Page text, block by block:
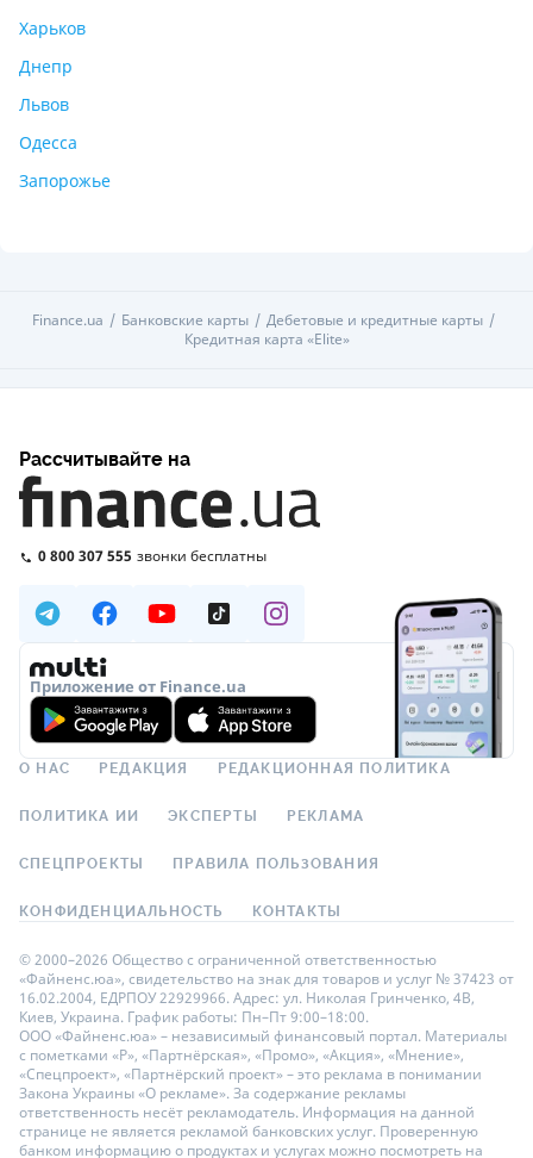
Харьков
Днепр
Львов
Одесса
Запорожье
Finance.ua Банковские карты
Дебетовые и кредитные карты
Кредитная карта «Elite»
Рассчитывайте на
0 800 307 555 звонки бесплатны
Приложение от Finance.ua
О НАС РЕДАКЦИЯ РЕДАКЦИОННАЯ ПОЛИТИКА
ПОЛИТИКА ИИ ЭКСПЕРТЫ РЕКЛАМА
СПЕЦПРОЕКТЫ ПРАВИЛА ПОЛЬЗОВАНИЯ
КОНФИДЕНЦИАЛЬНОСТЬ КОНТАКТЫ
© 2000–2026 Общество с ограниченной ответственностью
«Файненс.юа», свидетельство на знак для товаров и услуг № 37423 от
16.02.2004, ЕДРПОУ 22929966. Адрес: ул. Николая Гринченко, 4В,
Киев, Украина. График работы: Пн–Пт 9:00–18:00.
ООО «Файненс.юа» – независимый финансовый портал. Материалы
с пометками «Р», «Партнёрская», «Промо», «Акция», «Мнение»,
«Спецпроект», «Партнёрский проект» – это реклама в понимании
Закона Украины «О рекламе». За содержание рекламы
ответственность несёт рекламодатель. Информация на данной
странице не является рекламой банковских услуг. Проверенную
банком информацию о продуктах и услугах можно посмотреть на